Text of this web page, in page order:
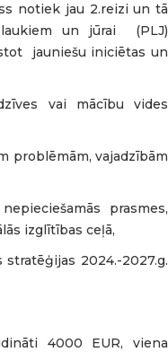
notiek jau 2.reizi un tā
un jūrai (PLJ)
jauniešu iniciētas un
vai mācību vides
problēmām, vajadzībām
prasmes,
izglītības ceļā,
2024.-2027.g.
4000 EUR, viena